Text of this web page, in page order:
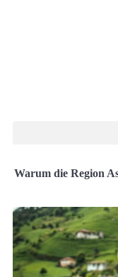
Warum die Region